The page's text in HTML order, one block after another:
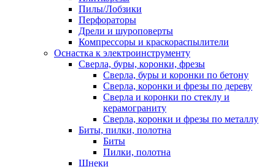
Пилы/Лобзики
Перфораторы
Дрели и шуроповерты
Компрессоры и краскораспылители
Оснастка к электроинструменту
Сверла, буры, коронки, фрезы
Сверла, буры и коронки по бетону
Сверла, коронки и фрезы по дереву
Сверла и коронки по стеклу и
керамограниту
Сверла, коронки и фрезы по металлу
Биты, пилки, полотна
Биты
Пилки, полотна
Шнеки